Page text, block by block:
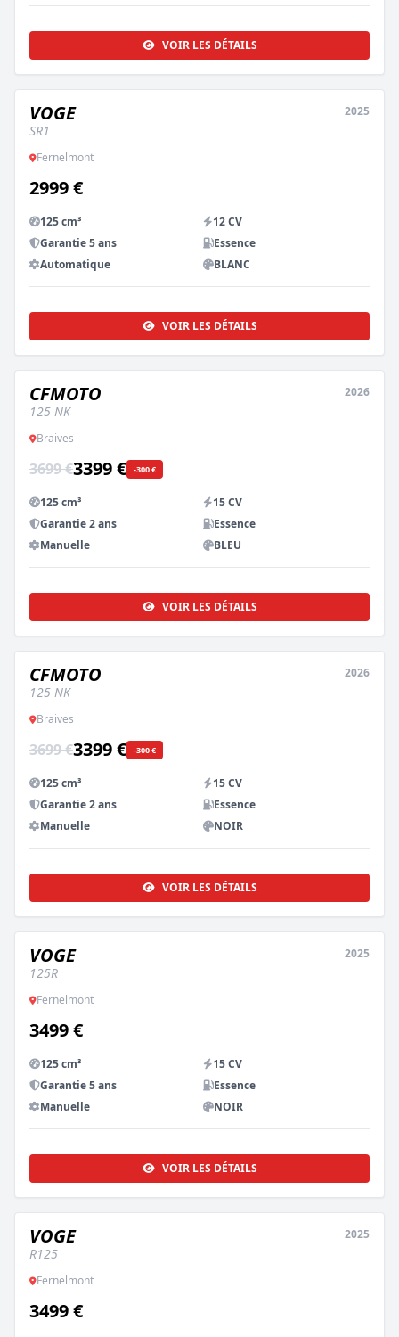
VOIR LES DÉTAILS
NEUF
VOGE
SR1
2025
Fernelmont
2999 €
125 cm³
12 CV
Garantie 5 ans
Essence
Automatique
BLANC
VOIR LES DÉTAILS
NEUF ESSAI DISPO
CFMOTO
125 NK
2026
Braives
3699 €3399 € -300 €
125 cm³
15 CV
Garantie 2 ans
Essence
Manuelle
BLEU
VOIR LES DÉTAILS
NEUF
CFMOTO
125 NK
2026
Braives
3699 €3399 € -300 €
125 cm³
15 CV
Garantie 2 ans
Essence
Manuelle
NOIR
VOIR LES DÉTAILS
NEUF
VOGE
125R
2025
Fernelmont
3499 €
125 cm³
15 CV
Garantie 5 ans
Essence
Manuelle
NOIR
VOIR LES DÉTAILS
NEUF
VOGE
R125
2025
Fernelmont
3499 €